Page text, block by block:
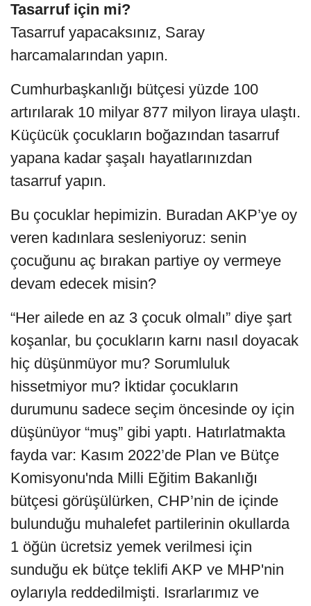
Tasarruf için mi?
Tasarruf yapacaksınız, Saray
harcamalarından yapın.
Cumhurbaşkanlığı bütçesi yüzde 100
artırılarak 10 milyar 877 milyon liraya ulaştı.
Küçücük çocukların boğazından tasarruf
yapana kadar şaşalı hayatlarınızdan
tasarruf yapın.
Bu çocuklar hepimizin. Buradan AKP’ye oy
veren kadınlara sesleniyoruz: senin
çocuğunu aç bırakan partiye oy vermeye
devam edecek misin?
“Her ailede en az 3 çocuk olmalı” diye şart
koşanlar, bu çocukların karnı nasıl doyacak
hiç düşünmüyor mu? Sorumluluk
hissetmiyor mu? İktidar çocukların
durumunu sadece seçim öncesinde oy için
düşünüyor “muş” gibi yaptı. Hatırlatmakta
fayda var: Kasım 2022’de Plan ve Bütçe
Komisyonu'nda Milli Eğitim Bakanlığı
bütçesi görüşülürken, CHP’nin de içinde
bulunduğu muhalefet partilerinin okullarda
1 öğün ücretsiz yemek verilmesi için
sunduğu ek bütçe teklifi AKP ve MHP'nin
oylarıyla reddedilmişti. Israrlarımız ve